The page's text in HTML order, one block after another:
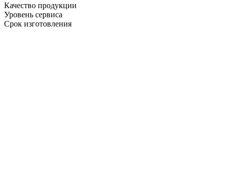
Качество продукции
Уровень сервиса
Срок изготовления